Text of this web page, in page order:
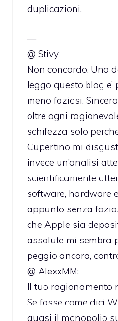
duplicazioni.
—
@ Stivy:
Non concordo. Uno
leggo questo blog e’
meno faziosi.
oltre ogni
schifezza solo
Cupertino mi
invece un’analisi
scientificamente
software, hardware
appunto senza
che Apple sia
assolute mi sembra
peggio ancora,
@ AlexxMM:
Il tuo ragionamento
Se fosse come dici
quasi il monopolio